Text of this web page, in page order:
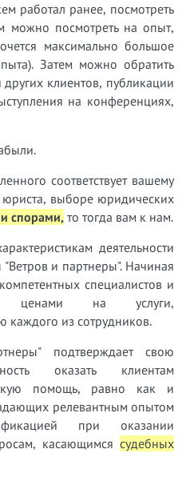
работал ранее, посмотреть
можно посмотреть на опыт,
максимально большое
Затем можно обратить
клиентов, публикации
на конференциях,
соответствует вашему
выборе юридических
спорами, то тогда вам к нам.
деятельности
и партнеры". Начиная
специалистов и
ценами на услуги,
каждого из сотрудников.
подтверждает свою
оказать клиентам
помощь, равно как и
релевантным опытом
при оказании
касающимся судебных